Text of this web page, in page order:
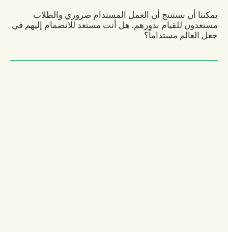
يمكننا أن نستنتج أن العمل المستدام ضروري والطلاب
مستعدون للقيام بدورهم. هل أنت مستعد للانضمام إليهم في
جعل العالم مستداماً؟